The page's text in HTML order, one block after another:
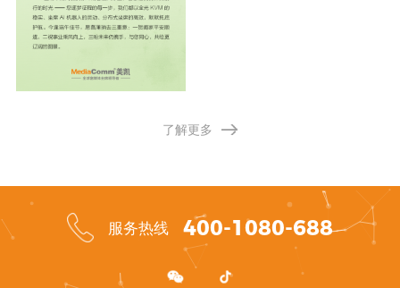
了解更多
服务热线 400-1080-688